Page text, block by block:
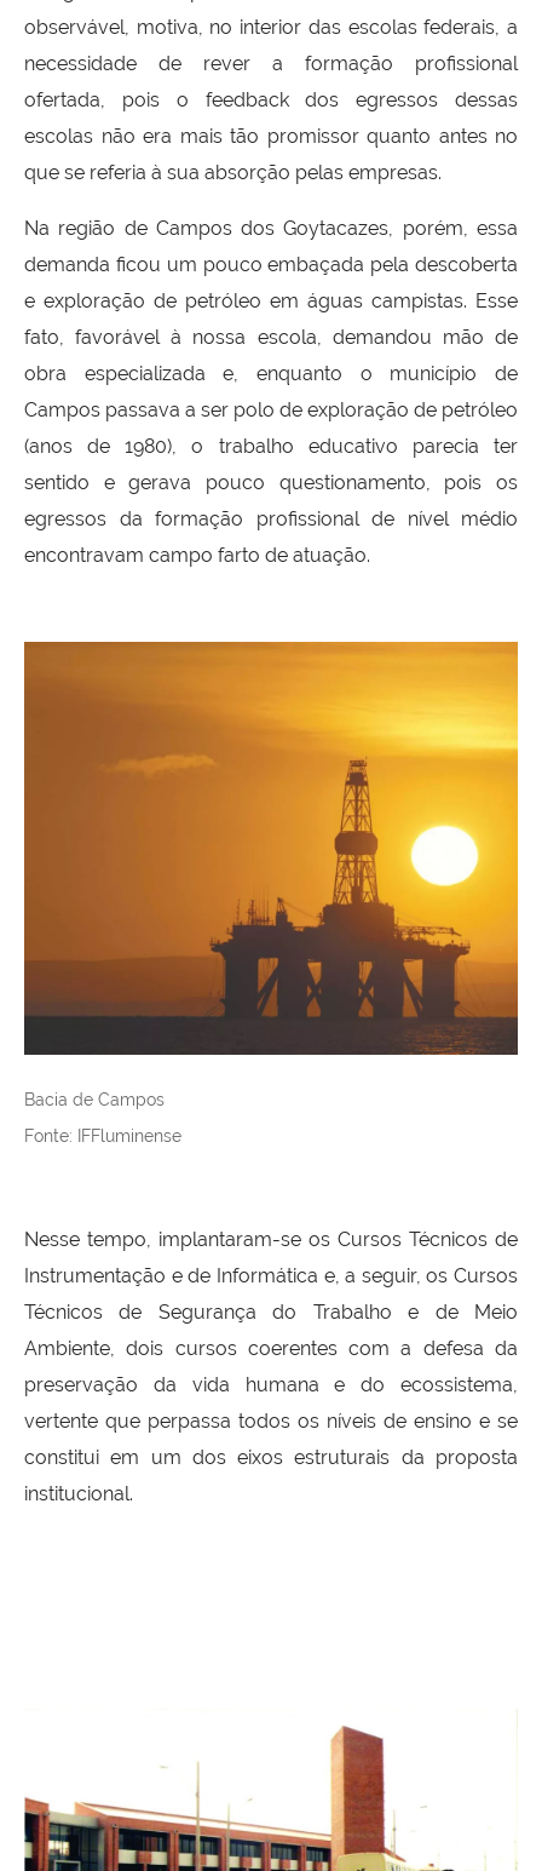
observável, motiva, no interior das escolas federais, a
necessidade de rever a formação profissional
ofertada, pois o feedback dos egressos dessas
escolas não era mais tão promissor quanto antes no
que se referia à sua absorção pelas empresas.
Na região de Campos dos Goytacazes, porém, essa
demanda ficou um pouco embaçada pela descoberta
e exploração de petróleo em águas campistas. Esse
fato, favorável à nossa escola, demandou mão de
obra especializada e, enquanto o município de
Campos passava a ser polo de exploração de petróleo
(anos de 1980), o trabalho educativo parecia ter
sentido e gerava pouco questionamento, pois os
egressos da formação profissional de nível médio
encontravam campo farto de atuação.
Bacia de Campos
Fonte: IFFluminense
Nesse tempo, implantaram-se os Cursos Técnicos de
Instrumentação e de Informática e, a seguir, os Cursos
Técnicos de Segurança do Trabalho e de Meio
Ambiente, dois cursos coerentes com a defesa da
preservação da vida humana e do ecossistema,
vertente que perpassa todos os níveis de ensino e se
constitui em um dos eixos estruturais da proposta
institucional.